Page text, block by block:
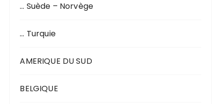
… Suède – Norvège
… Turquie
AMERIQUE DU SUD
BELGIQUE